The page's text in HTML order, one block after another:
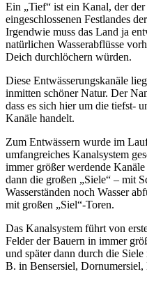
Ein „Tief“ ist ein Kanal, der
eingeschlossenen Festlandes
Irgendwie muss das Land ja
natürlichen Wasserabflüsse
Deich durchlöchern würden.
Diese Entwässerungskanäle
inmitten schöner Natur. Der
dass es sich hier um die tiefst-
Kanäle handelt.
Zum Entwässern wurde im
umfangreiches Kanalsystem
immer größer werdende
dann die großen „Siele“ – mit
Wasserständen noch Wasser
mit großen „Siel“-Toren.
Das Kanalsystem führt von
Felder der Bauern in immer
und später dann durch die
B. in Bensersiel, Dornumersiel,